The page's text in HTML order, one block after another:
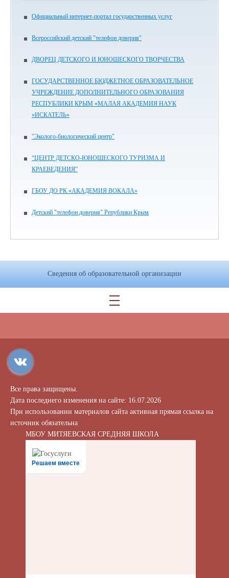
Официальный интернет-портал государственных услуг
Всероссийский детский "телефон доверия"
ДВОРЕЦ ДЕТСКОГО И ЮНОШЕСКОГО ТВОРЧЕСТВА
ГОСУДАРСТВЕННОЕ БЮДЖЕТНОЕ ОБРАЗОВАТЕЛЬНОЕ
УЧРЕЖДЕНИЕ ДОПОЛНИТЕЛЬНОГО ОБРАЗОВАНИЯ
РЕСПУБЛИКИ КРЫМ «МАЛАЯ АКАДЕМИЯ НАУК
«ИСКАТЕЛЬ»
"Эколого-биологический центр"
“ЦЕНТР ДЕТСКО-ЮНОШЕСКОГО ТУРИЗМА И
КРАЕВЕДЕНИЯ”
ГБОУ ДО РК «АКАДЕМИЯ ВОКАЛА»
Детский "телефон доверия" Републики Крым
Сведения об образовательной организации
Все права защищены.
Дата последнего изменения на сайте: 16.07.2026
При использовании материалов сайта активная прямая ссылка на
источник обязательна
МБОУ МИТЯЕВСКАЯ СРЕДНЯЯ ШКОЛА
Решаем вместе